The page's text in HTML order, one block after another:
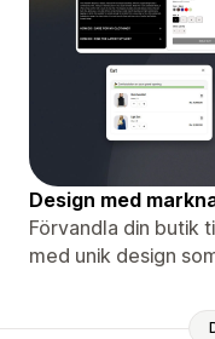
Design med
Förvandla din butik
med unik design